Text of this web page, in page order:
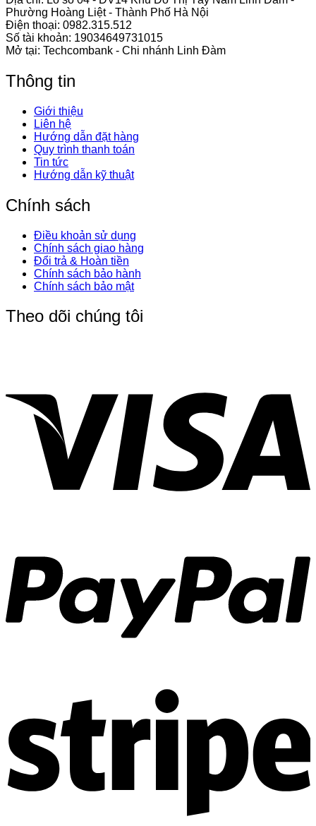
Phường Hoàng Liệt - Thành Phố Hà Nội
Điện thoại: 0982.315.512
Số tài khoản: 19034649731015
Mở tại: Techcombank - Chi nhánh Linh Đàm
Thông tin
Giới thiệu
Liên hệ
Hướng dẫn đặt hàng
Quy trình thanh toán
Tin tức
Hướng dẫn kỹ thuật
Chính sách
Điều khoản sử dụng
Chính sách giao hàng
Đổi trả & Hoàn tiền
Chính sách bảo hành
Chính sách bảo mật
Theo dõi chúng tôi